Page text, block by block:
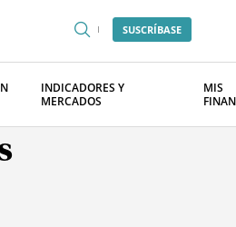
SUSCRÍBASE
INDICADORES Y
MERCADOS
MIS